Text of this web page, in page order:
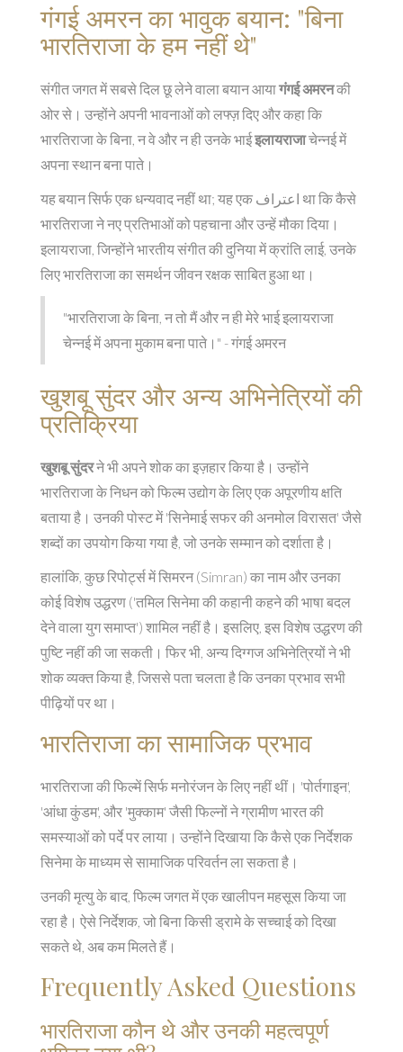
गंगई अमरन का भावुक बयान: "बिना
भारतिराजा के हम नहीं थे"
संगीत जगत में सबसे दिल छू लेने वाला बयान आयागंगई अमरनकी
ओर से। उन्होंने अपनी भावनाओं को लफ्ज़ दिए और कहा कि
भारतिराजा के बिना, न वे और न ही उनके भाईइलायराजाचेन्नई में
अपना स्थान बना पाते।
यह बयान सिर्फ एक धन्यवाद नहीं था; यह एक اعتراف था कि कैसे
भारतिराजा ने नए प्रतिभाओं को पहचाना और उन्हें मौका दिया।
इलायराजा, जिन्होंने भारतीय संगीत की दुनिया में क्रांति लाई, उनके
लिए भारतिराजा का समर्थन जीवन रक्षक साबित हुआ था।
"भारतिराजा के बिना, न तो मैं और न ही मेरे भाई इलायराजा
चेन्नई में अपना मुकाम बना पाते।" - गंगई अमरन
खुशबू सुंदर और अन्य अभिनेत्रियों की
प्रतिक्रिया
खुशबू सुंदरने भी अपने शोक का इज़हार किया है। उन्होंने
भारतिराजा के निधन को फिल्म उद्योग के लिए एक अपूरणीय क्षति
बताया है। उनकी पोस्ट में 'सिनेमाई सफर की अनमोल विरासत' जैसे
शब्दों का उपयोग किया गया है, जो उनके सम्मान को दर्शाता है।
हालांकि, कुछ रिपोर्ट्स में सिमरन (Simran) का नाम और उनका
कोई विशेष उद्धरण ('तमिल सिनेमा की कहानी कहने की भाषा बदल
देने वाला युग समाप्त') शामिल नहीं है। इसलिए, इस विशेष उद्धरण की
पुष्टि नहीं की जा सकती। फिर भी, अन्य दिग्गज अभिनेत्रियों ने भी
शोक व्यक्त किया है, जिससे पता चलता है कि उनका प्रभाव सभी
पीढ़ियों पर था।
भारतिराजा का सामाजिक प्रभाव
भारतिराजा की फिल्में सिर्फ मनोरंजन के लिए नहीं थीं। 'पोर्तगाइन',
'आंधा कुंडम', और 'मुक्काम' जैसी फिल्नों ने ग्रामीण भारत की
समस्याओं को पर्दे पर लाया। उन्होंने दिखाया कि कैसे एक निर्देशक
सिनेमा के माध्यम से सामाजिक परिवर्तन ला सकता है।
उनकी मृत्यु के बाद, फिल्म जगत में एक खालीपन महसूस किया जा
रहा है। ऐसे निर्देशक, जो बिना किसी ड्रामे के सच्चाई को दिखा
सकते थे, अब कम मिलते हैं।
Frequently Asked Questions
भारतिराजा कौन थे और उनकी महत्वपूर्ण